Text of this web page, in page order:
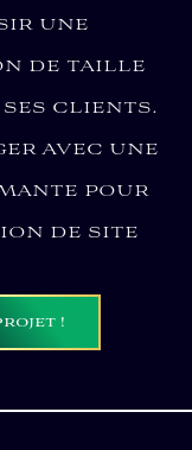
une
de taille
ses clients.
avec une
pour
de site
!